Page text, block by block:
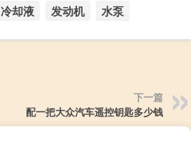
冷却液 发动机 水泵
下一篇
配一把大众汽车遥控钥匙多少钱